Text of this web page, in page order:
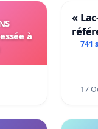
à
«
741
17